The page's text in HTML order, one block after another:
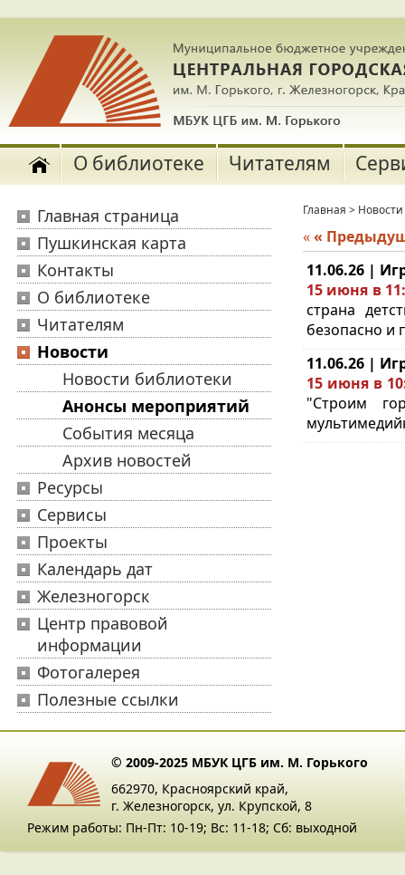
О библиотеке Читателям
Главная страница
Пушкинская карта
Контакты
О библиотеке
Читателям
Новости
Новости библиотеки
Анонсы мероприятий
События месяца
Архив новостей
Ресурсы
Сервисы
Проекты
Календарь дат
Железногорск
Центр правовой
информации
Фотогалерея
Полезные ссылки
Главная > Новости
««
11.06.26 |
15 июня в
страна
безопасно и
11.06.26 |
15 июня в
"Строим
© 2009-2025 МБУК ЦГБ им. М. Горького
662970, Красноярский край,
г. Железногорск, ул. Крупской, 8
Режим работы: Пн-Пт: 10-19; Вс: 11-18; Сб: выходной